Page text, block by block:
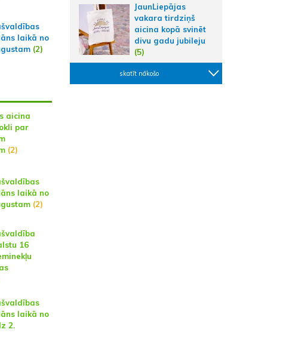
laikā no
(2)
aicina
par
(2)
laikā no
(2)
16
laikā no
2.
JaunLiepājas
vakara tirdziņš
aicina kopā svinēt
divu gadu jubileju
(5)
skatīt nākošo